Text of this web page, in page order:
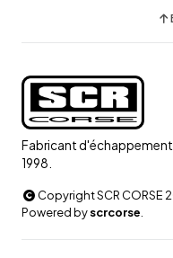
Fabricant
1998.
Copyright SCR CORSE
Powered byscrcorse